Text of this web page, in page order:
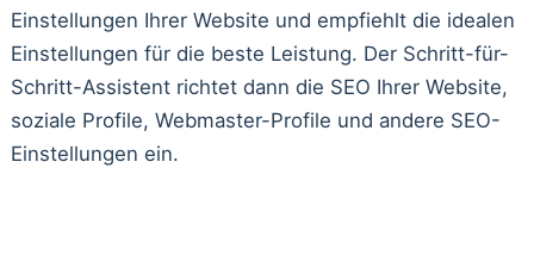
Einstellungen Ihrer Website und empfiehlt die idealen
Einstellungen für die beste Leistung. Der Schritt-für-
Schritt-Assistent richtet dann die SEO Ihrer Website,
soziale Profile, Webmaster-Profile und andere SEO-
Einstellungen ein.